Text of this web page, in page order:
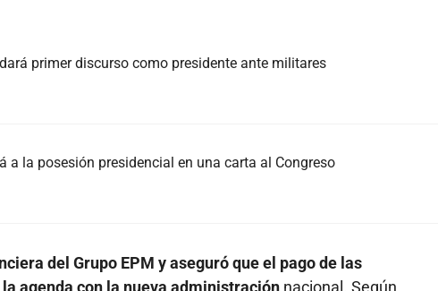
primer discurso como presidente ante militares
a la posesión presidencial en una carta al Congreso
del Grupo EPM y aseguró que el pago de las
agenda con la nueva administración nacional. Según